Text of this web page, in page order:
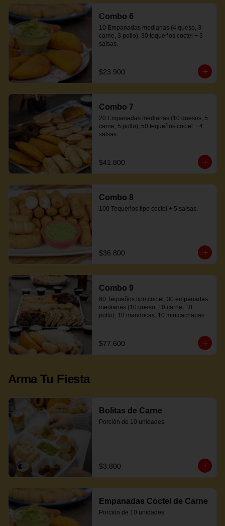
Combo 6
10 Empanadas medianas (4 queso, 3
carne, 3 pollo), 30 tequeños coctel + 3
salsas.
$23.900
Combo 7
20 Empanadas medianas (10 quesos, 5
carne, 5 pollo), 50 tequeños coctel + 4
salsas.
$41.800
Combo 8
100 Tequeños tipo coctel + 5 salsas.
$36.800
Combo 9
60 Tequeños tipo coctel, 30 empanadas
medianas (10 queso, 10 carne, 10
pollo), 10 mandocas, 10 minicachapas y
$77.600
Arma Tu Fiesta
Bolitas de Carne
Porción de 10 unidades.
$3.800
Empanadas Coctel de Carne
Porción de 10 unidades.